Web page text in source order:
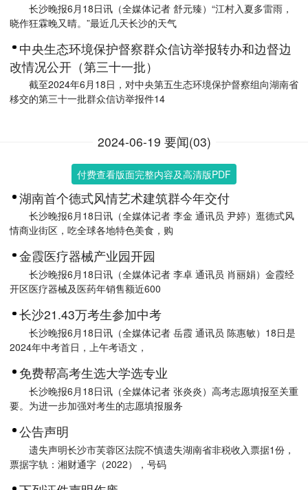
长沙晚报6月18日讯（全媒体记者 舒元臻）“江村入夏多雷雨，
晓作狂霖晚又晴。”最近几天长沙的天气
中央生态环境保护督察群众信访举报转办和边督边
改情况公开（第三十一批）
截至2024年6月18日，对中央第五生态环境保护督察组向湖南省
移交的第三十一批群众信访举报件14
2024-06-19 要闻(03)
付费查看版面完整内容及高清版PDF
湖南首个德式风情艺术建筑群今年交付
长沙晚报6月18日讯（全媒体记者 李金 通讯员 尹婷）逛德式风
情商业街区，吃全球各地特色美食，购
金霞医疗器械产业园开园
长沙晚报6月18日讯（全媒体记者 李卓 通讯员 肖丽娟）金霞经
开区医疗器械及医药年销售额近600
长沙21.43万考生参加中考
长沙晚报6月18日讯（全媒体记者 岳霞 通讯员 陈惠敏）18日是
2024年中考首日，上午考语文，
免费帮高考生选大学选专业
长沙晚报6月18日讯（全媒体记者 张炎炎）高考志愿填报至关重
要。为进一步加强对考生的志愿填报服务
公告声明
遗失声明长沙市芙蓉区法院不慎遗失湖南省非税收入票据1份，
票据字轨：湘财通字（2022），号码